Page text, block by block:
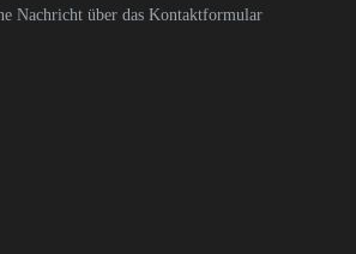
Nachricht über das Kontaktformular